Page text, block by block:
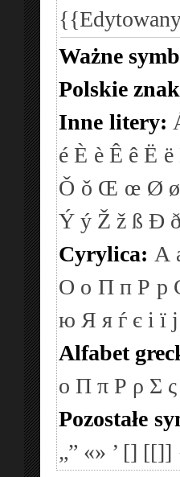
Ważne
Polskie
Inne litery:
é È è Ê ê Ë ë
Ǒ ǒ Œ œ Ø ø
Ý ý Ž ž ß Ð ð
Cyrylica: А
О о П п Р р
ю Я я ѓ є і ї ј
Alfabet
ο Π π Ρ ρ Σ ς
Pozostałe
„” «» ’ [] [[]]